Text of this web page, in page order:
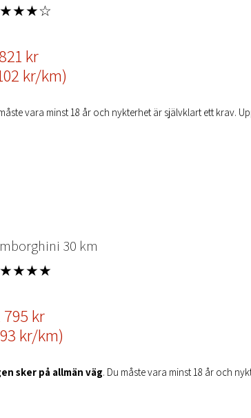
kr
kr/km)
vara minst 18 år och nykterhet är självklart ett krav.
30 km
795 kr
kr/km)
sker på allmän väg. Du måste vara minst 18 år och